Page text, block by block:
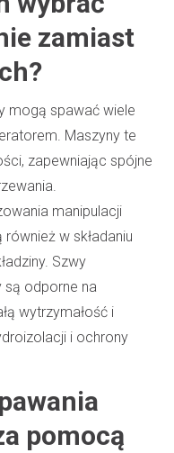
zamiast
mogą spawać wiele
Maszyny te
zapewniając spójne
manipulacji
w składaniu
Szwy
są odporne na
wytrzymałość i
i ochrony
pomocą